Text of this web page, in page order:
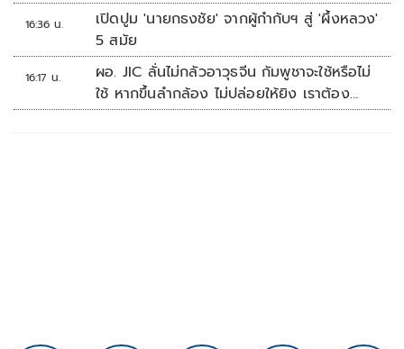
16:36 น.
เปิดปูม 'นายกธงชัย' จากผู้กำกับฯ สู่ 'ผึ้งหลวง'
5 สมัย
16:17 น.
ผอ. JIC ลั่นไม่กลัวอาวุธจีน กัมพูชาจะใช้หรือไม่
ใช้ หากขึ้นลำกล้อง ไม่ปล่อยให้ยิง เราต้อง
จัดการก่อน